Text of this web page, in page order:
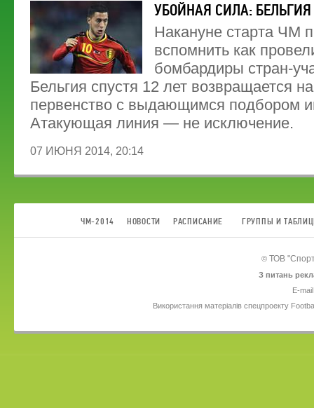
УБОЙНАЯ СИЛА: БЕЛЬГИЯ
Накануне старта ЧМ
вспомнить как
бомбардиры стран-
Бельгия спустя 12 лет возвращается
первенство с выдающимся подбором
Атакующая линия — не исключение.
07 ИЮНЯ 2014, 20:14
ЧМ-2014 НОВОСТИ РАСПИСАНИЕ ГРУППЫ И
© ТОВ
З питань
E-
Використання матеріалів спецпроекту